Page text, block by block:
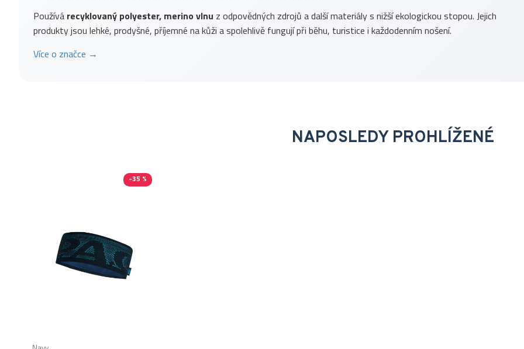
Používá recyklovaný polyester, merino vlnu z odpovědných zdrojů a další materiály s nižší ekologickou stopou. Jejich
produkty jsou lehké, prodyšné, příjemné na kůži a spolehlivě fungují při běhu, turistice i každodenním nošení.
Více o značce →
NAPOSLEDY PROHLÍŽENÉ
-35 %